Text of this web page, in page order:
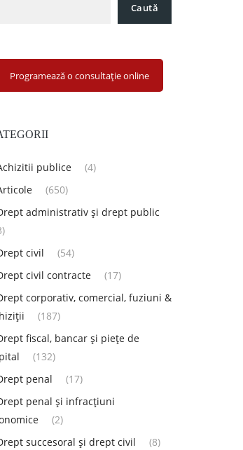
Caută
Programează o consultație online
publice
(4)
(650)
administrativ și drept public
civil
(54)
civil contracte
(17)
corporativ, comercial, fuziuni &
(187)
fiscal, bancar și piețe de
(132)
penal
(17)
penal și infracțiuni
(2)
succesoral și drept civil
(8)